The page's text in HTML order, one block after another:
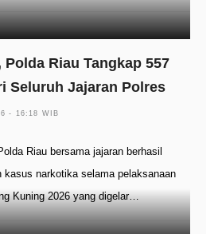
Riau Tangkap 557
Seluruh Jajaran Polres
- 16:18 WIB
Riau bersama jajaran berhasil
kasus narkotika selama pelaksanaan
Kuning 2026 yang digelar…